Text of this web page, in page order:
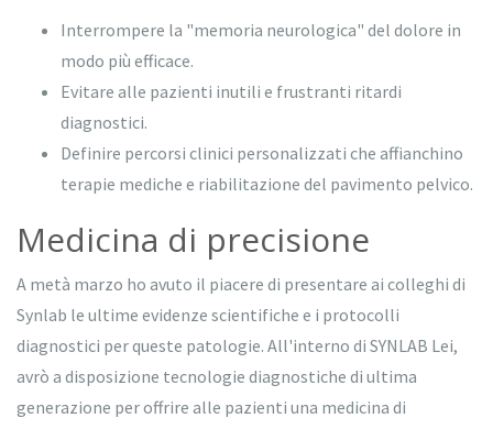
Interrompere la "memoria neurologica" del dolore in
modo più efficace.
Evitare alle pazienti inutili e frustranti ritardi
diagnostici.
Definire percorsi clinici personalizzati che affianchino
terapie mediche e riabilitazione del pavimento pelvico.
Medicina di precisione
A metà marzo ho avuto il piacere di presentare ai colleghi di
Synlab le ultime evidenze scientifiche e i protocolli
diagnostici per queste patologie. All'interno di SYNLAB Lei,
avrò a disposizione tecnologie diagnostiche di ultima
generazione per offrire alle pazienti una medicina di